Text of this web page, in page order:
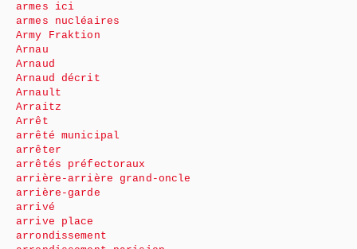
armes ici
armes nucléaires
Army Fraktion
Arnau
Arnaud
Arnaud décrit
Arnault
Arraitz
Arrêt
arrêté municipal
arrêter
arrêtés préfectoraux
arrière-arrière grand-oncle
arrière-garde
arrivé
arrive place
arrondissement